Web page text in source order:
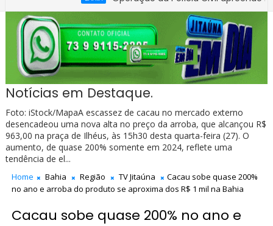
Flávio Bolsonaro em nova pesquisa Genial/Quaest
Notícias em Destaque.
Foto: iStock/MapaA escassez de cacau no mercado externo
desencadeou uma nova alta no preço da arroba, que alcançou R$
963,00 na praça de Ilhéus, às 15h30 desta quarta-feira (27). O
aumento, de quase 200% somente em 2024, reflete uma
tendência de el...
Home Bahia Região TV Jitaúna
Cacau sobe quase 200%
no ano e arroba do produto se aproxima dos R$ 1 mil na Bahia
Cacau sobe quase 200% no ano e